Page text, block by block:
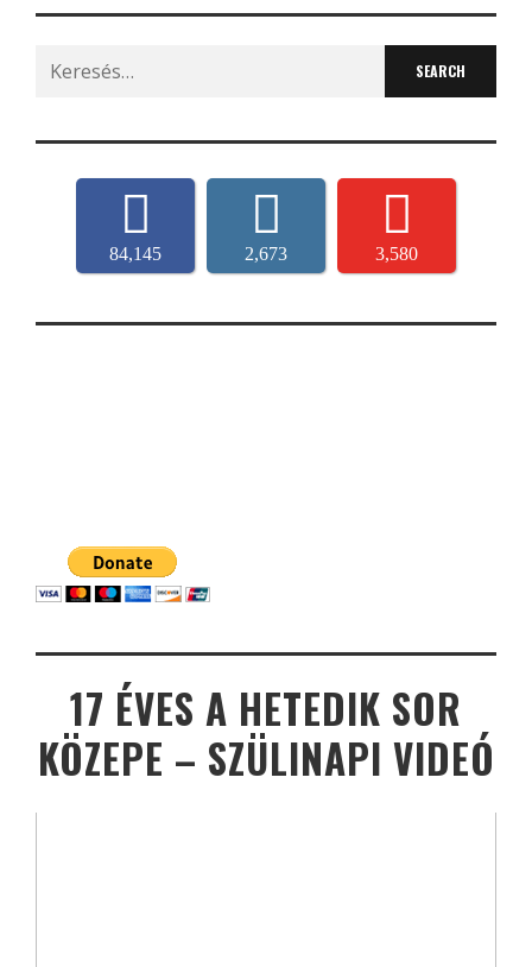
Search
for:
84,145 2,673 3,580
17 ÉVES A HETEDIK SOR
KÖZEPE – SZÜLINAPI VIDEÓ